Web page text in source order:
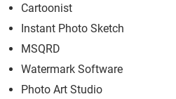
Cartoonist
Instant Photo Sketch
MSQRD
Watermark Software
Photo Art Studio